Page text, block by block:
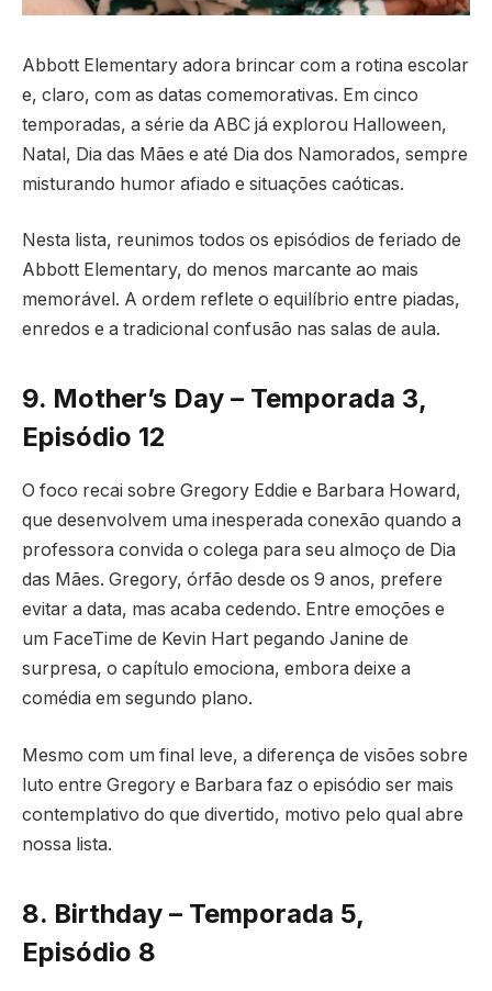
Abbott Elementary adora brincar com a rotina escolar
e, claro, com as datas comemorativas. Em cinco
temporadas, a série da ABC já explorou Halloween,
Natal, Dia das Mães e até Dia dos Namorados, sempre
misturando humor afiado e situações caóticas.
Nesta lista, reunimos todos os episódios de feriado de
Abbott Elementary, do menos marcante ao mais
memorável. A ordem reflete o equilíbrio entre piadas,
enredos e a tradicional confusão nas salas de aula.
9. Mother’s Day – Temporada 3,
Episódio 12
O foco recai sobre Gregory Eddie e Barbara Howard,
que desenvolvem uma inesperada conexão quando a
professora convida o colega para seu almoço de Dia
das Mães. Gregory, órfão desde os 9 anos, prefere
evitar a data, mas acaba cedendo. Entre emoções e
um FaceTime de Kevin Hart pegando Janine de
surpresa, o capítulo emociona, embora deixe a
comédia em segundo plano.
Mesmo com um final leve, a diferença de visões sobre
luto entre Gregory e Barbara faz o episódio ser mais
contemplativo do que divertido, motivo pelo qual abre
nossa lista.
8. Birthday – Temporada 5,
Episódio 8